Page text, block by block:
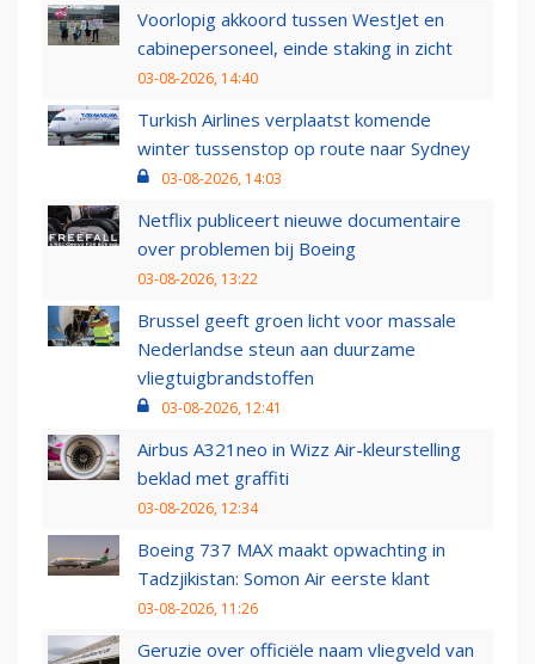
Voorlopig akkoord tussen WestJet en
cabinepersoneel, einde staking in zicht
03-08-2026, 14:40
Turkish Airlines verplaatst komende
winter tussenstop op route naar Sydney
03-08-2026, 14:03
Netflix publiceert nieuwe documentaire
over problemen bij Boeing
03-08-2026, 13:22
Brussel geeft groen licht voor massale
Nederlandse steun aan duurzame
vliegtuigbrandstoffen
03-08-2026, 12:41
Airbus A321neo in Wizz Air-kleurstelling
beklad met graffiti
03-08-2026, 12:34
Boeing 737 MAX maakt opwachting in
Tadzjikistan: Somon Air eerste klant
03-08-2026, 11:26
Geruzie over officiële naam vliegveld van